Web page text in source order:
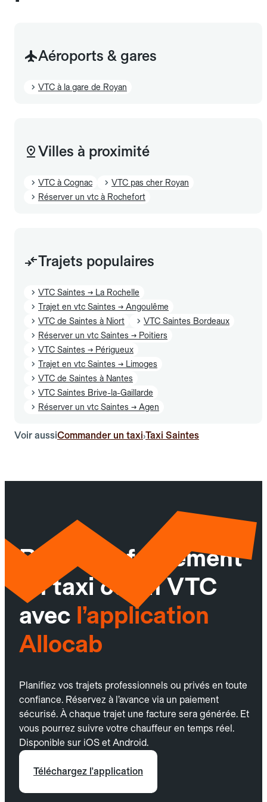
Aéroports & gares
VTC à la gare de Royan
Villes à proximité
VTC à Cognac
VTC pas cher Royan
Réserver un vtc à Rochefort
Trajets populaires
VTC Saintes → La Rochelle
Trajet en vtc Saintes → Angoulême
VTC de Saintes à Niort
VTC Saintes Bordeaux
Réserver un vtc Saintes → Poitiers
VTC Saintes → Périgueux
Trajet en vtc Saintes → Limoges
VTC de Saintes à Nantes
VTC Saintes Brive-la-Gaillarde
Réserver un vtc Saintes → Agen
Voir aussiCommander un taxi›Taxi Saintes
Réservez facilement
un taxi ou un VTC
avec l’application
Allocab
Planifiez vos trajets professionnels ou privés en toute
confiance. Réservez à l’avance via un paiement
sécurisé. À chaque trajet une facture sera générée. Et
vous pourrez suivre votre chauffeur en temps réel.
Disponible sur iOS et Android.
Téléchargez l'application